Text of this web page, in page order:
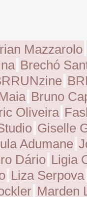
Mazzarolo
Brechó
Bruno
Oliveira
Giselle
Adumane
Dário Ligia
Liza Serpova
Marden